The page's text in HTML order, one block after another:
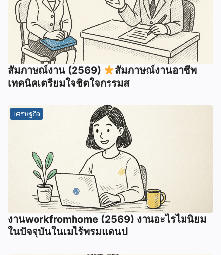
สัมภาษณ์งาน (2569)
สัมภาษณ์งานอาชีพ
เทคนิคเตรียมใจชิตใจกรรมส
เศรษฐกิจ
งานworkfromhome (2569) งานอะไรไมนิยม
ในปัจจุบันในเมไร้พรมแดนป